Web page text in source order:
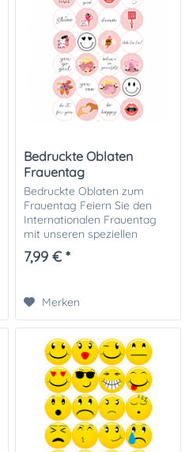
Bedruckte Oblaten
Frauentag
Bedruckte Oblaten zum
Frauentag Feiern Sie den
Internationalen Frauentag
mit unseren speziellen
Oblaten mit motivierenden
Frauenmotiven. Diese
7,99 € *
Merken